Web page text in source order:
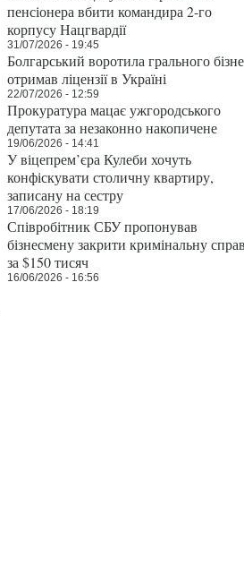
пенсіонера вбити командира 2-го
корпусу Нацгвардії
31/07/2026 - 19:45
Болгарський воротила грального
отримав ліцензії в Україні
22/07/2026 - 12:59
Прокуратура мацає ужгородського
депутата за незаконно накопичене
19/06/2026 - 14:41
У віцепрем’єра Кулеби хочуть
конфіскувати столичну квартиру,
записану на сестру
17/06/2026 - 18:19
Співробітник СБУ пропонував
бізнесмену закрити кримінальну
за $150 тисяч
16/06/2026 - 16:56